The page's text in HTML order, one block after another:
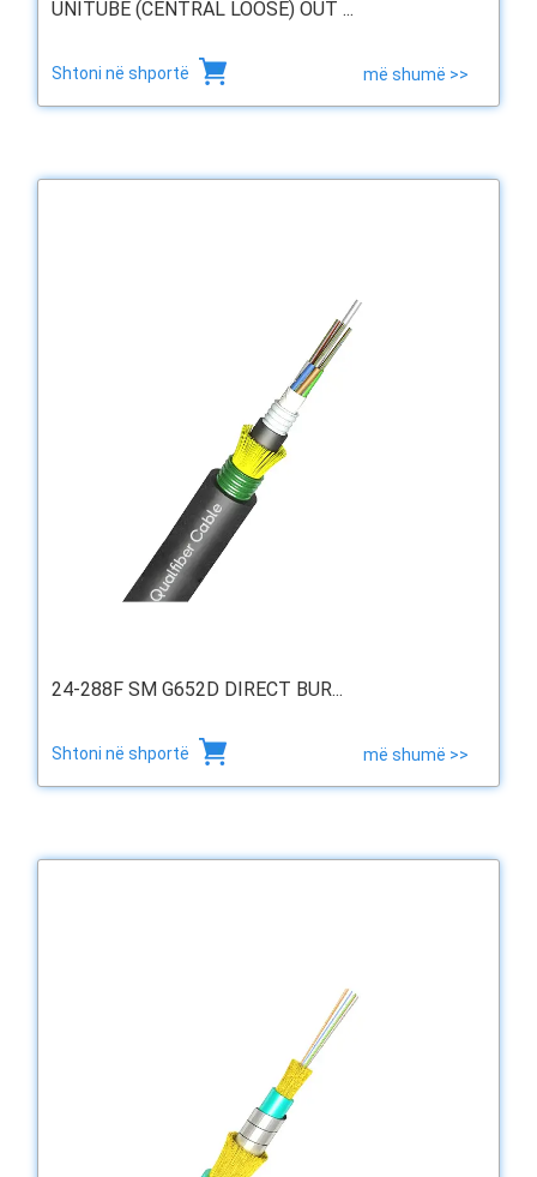
UNITUBE (CENTRAL LOOSE) OUT ...
Shtoni në shportë më shumë >>
24-288F SM G652D DIRECT BUR...
Shtoni në shportë më shumë >>